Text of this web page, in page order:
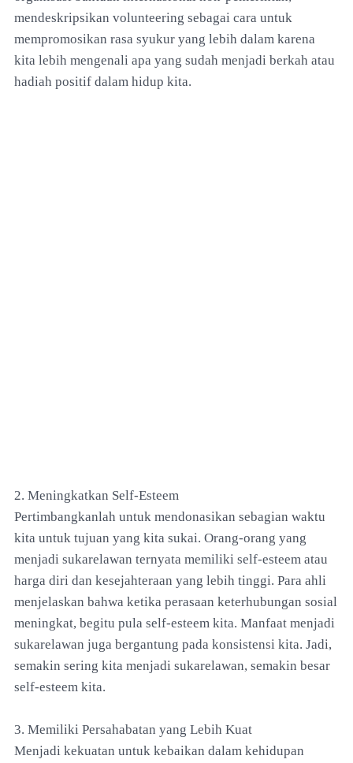
mendeskripsikan volunteering sebagai cara untuk
mempromosikan rasa syukur yang lebih dalam karena
kita lebih mengenali apa yang sudah menjadi berkah atau
hadiah positif dalam hidup kita.
2. Meningkatkan Self-Esteem
Pertimbangkanlah untuk mendonasikan sebagian waktu
kita untuk tujuan yang kita sukai. Orang-orang yang
menjadi sukarelawan ternyata memiliki self-esteem atau
harga diri dan kesejahteraan yang lebih tinggi. Para ahli
menjelaskan bahwa ketika perasaan keterhubungan sosial
meningkat, begitu pula self-esteem kita. Manfaat menjadi
sukarelawan juga bergantung pada konsistensi kita. Jadi,
semakin sering kita menjadi sukarelawan, semakin besar
self-esteem kita.
3. Memiliki Persahabatan yang Lebih Kuat
Menjadi kekuatan untuk kebaikan dalam kehidupan